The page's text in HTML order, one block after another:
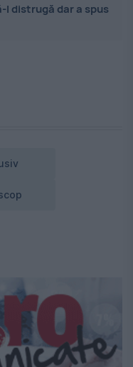
l distrugă dar a spus